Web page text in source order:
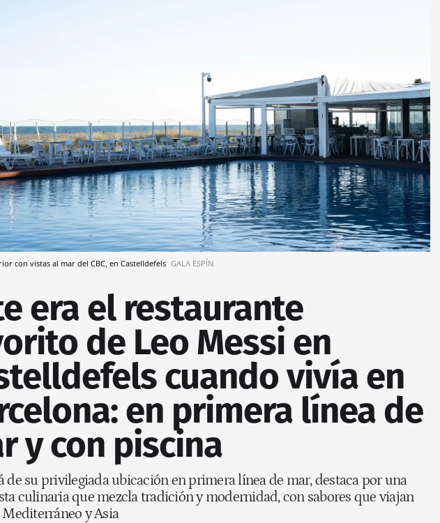
con vistas al mar del CBC, en Castelldefels GALA ESPÍN
era el restaurante
de Leo Messi en
cuando vivía en
en primera línea de
y con piscina
de su privilegiada ubicación en primera línea de mar, destaca por una
culinaria que mezcla tradición y modernidad, con sabores que viajan
y Asia